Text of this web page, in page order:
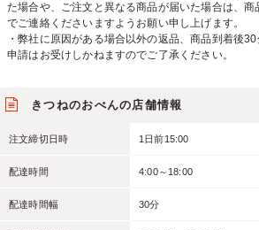
た場合や、ご注文と異なる商品が届いた場合は、商
でご連絡くださいますようお願い申し上げます。
・弊社に原因がある場合以外の返品、商品到着後
申請はお受けしかねますのでご了承ください。
きつねのおべんの店舗情報
注文締切日時 1日前15:00
配達時間 4:00～18:00
配達時間幅 30分